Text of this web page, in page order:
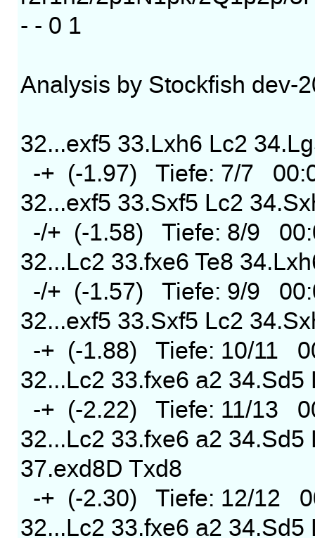
- - 0 1
Analysis by Stockfish dev-
32...exf5 33.Lxh6 Lc2
-+ (-1.97) Tiefe: 7/7
32...exf5 33.Sxf5 Lc2
-/+ (-1.58) Tiefe: 8/9
32...Lc2 33.fxe6 Te8
-/+ (-1.57) Tiefe: 9/9
32...exf5 33.Sxf5 Lc2
-+ (-1.88) Tiefe: 10/11
32...Lc2 33.fxe6 a2
-+ (-2.22) Tiefe: 11/13
32...Lc2 33.fxe6 a2
37.exd8D Txd8
-+ (-2.30) Tiefe: 12/12
32...Lc2 33.fxe6 a2